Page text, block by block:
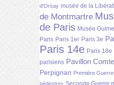
d'Orsay musée de la
de Montmartre
de Paris Musée
Paris Paris 1er Paris 3e
Paris 14e Paris 18e
parisiens Pavillon
Perpignan Première
pédestres Seconde Guerre